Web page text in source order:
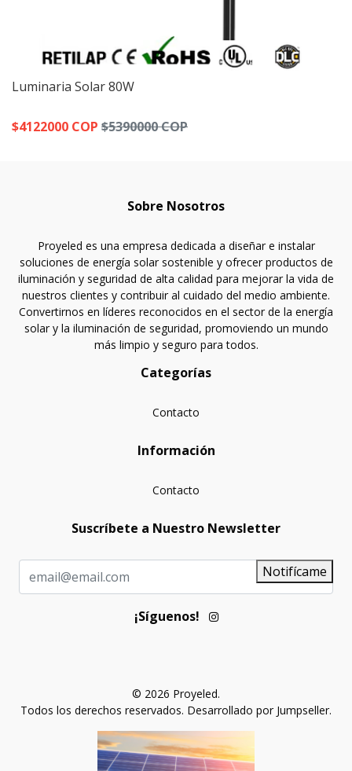
Luminaria Solar 80W
$4122000 COP $5390000 COP
Sobre Nosotros
Proyeled es una empresa dedicada a diseñar e instalar
soluciones de energía solar sostenible y ofrecer productos de
iluminación y seguridad de alta calidad para mejorar la vida de
nuestros clientes y contribuir al cuidado del medio ambiente.
Convertirnos en líderes reconocidos en el sector de la energía
solar y la iluminación de seguridad, promoviendo un mundo
más limpio y seguro para todos.
Categorías
Contacto
Información
Contacto
Suscríbete a Nuestro Newsletter
Notifícame
¡Síguenos!
© 2026 Proyeled.
Todos los derechos reservados. Desarrollado por Jumpseller.